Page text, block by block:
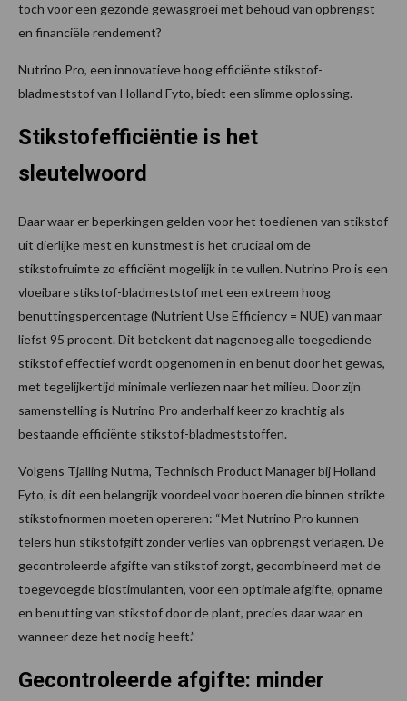
toch voor een gezonde gewasgroei met behoud van opbrengst
en financiële rendement?
Nutrino Pro, een innovatieve hoog efficiënte stikstof-
bladmeststof van Holland Fyto, biedt een slimme oplossing.
Stikstofefficiëntie is het
sleutelwoord
Daar waar er beperkingen gelden voor het toedienen van stikstof
uit dierlijke mest en kunstmest is het cruciaal om de
stikstofruimte zo efficiënt mogelijk in te vullen. Nutrino Pro is een
vloeibare stikstof-bladmeststof met een extreem hoog
benuttingspercentage (Nutrient Use Efficiency = NUE) van maar
liefst 95 procent. Dit betekent dat nagenoeg alle toegediende
stikstof effectief wordt opgenomen in en benut door het gewas,
met tegelijkertijd minimale verliezen naar het milieu. Door zijn
samenstelling is Nutrino Pro anderhalf keer zo krachtig als
bestaande efficiënte stikstof-bladmeststoffen.
Volgens Tjalling Nutma, Technisch Product Manager bij Holland
Fyto, is dit een belangrijk voordeel voor boeren die binnen strikte
stikstofnormen moeten opereren: “Met Nutrino Pro kunnen
telers hun stikstofgift zonder verlies van opbrengst verlagen. De
gecontroleerde afgifte van stikstof zorgt, gecombineerd met de
toegevoegde biostimulanten, voor een optimale afgifte, opname
en benutting van stikstof door de plant, precies daar waar en
wanneer deze het nodig heeft.”
Gecontroleerde afgifte: minder